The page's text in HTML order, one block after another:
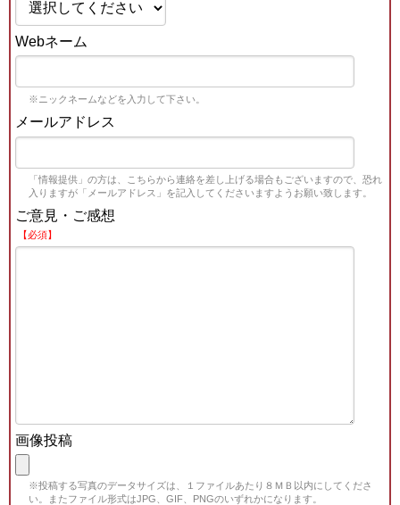
Webネーム
※ニックネームなどを入力して下さい。
メールアドレス
「情報提供」の方は、こちらから連絡を差し上げる場合もございますので、恐れ
入りますが「メールアドレス」を記入してくださいますようお願い致します。
ご意見・ご感想
【必須】
画像投稿
※投稿する写真のデータサイズは、１ファイルあたり８ＭＢ以内にしてくださ
い。またファイル形式はJPG、GIF、PNGのいずれかになります。